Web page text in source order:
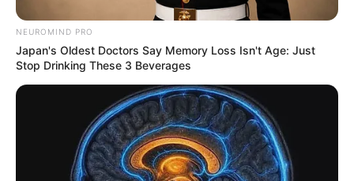
NEUROMIND PRO
Japan's Oldest Doctors Say Memory Loss Isn't Age: Just
Stop Drinking These 3 Beverages